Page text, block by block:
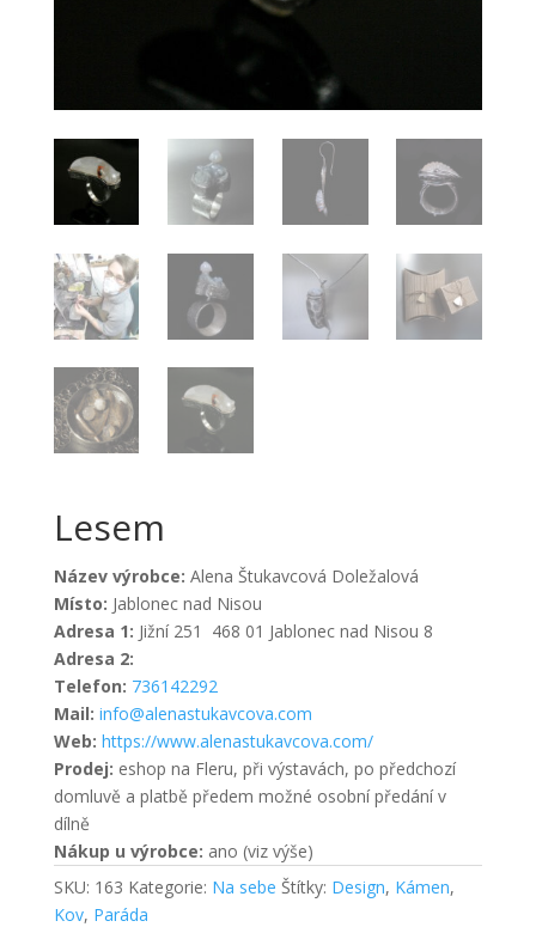
Lesem
Název výrobce: Alena Štukavcová Doležalová
Místo: Jablonec nad Nisou
Adresa 1: Jižní 251 468 01 Jablonec nad Nisou 8
Adresa 2:
Telefon: 736142292
Mail: info@alenastukavcova.com
Web: https://www.alenastukavcova.com/
Prodej: eshop na Fleru, při výstavách, po předchozí
domluvě a platbě předem možné osobní předání v
dílně
Nákup u výrobce: ano (viz výše)
SKU: 163 Kategorie: Na sebe Štítky: Design, Kámen,
Kov, Paráda